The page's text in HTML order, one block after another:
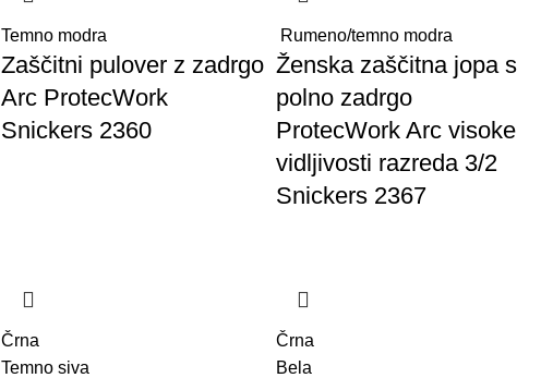
Temno modra
Zaščitni pulover z zadrgo
Arc ProtecWork
Snickers 2360
Rumeno/temno modra
Ženska zaščitna jopa s
polno zadrgo
ProtecWork Arc visoke
vidljivosti razreda 3/2
Snickers 2367
Črna
Temno siva
Črna
Bela